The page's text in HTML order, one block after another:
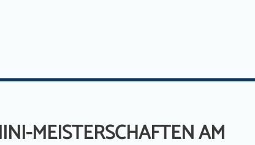
MEISTERSCHAFTEN AM